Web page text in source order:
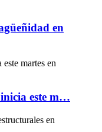
en
este m…